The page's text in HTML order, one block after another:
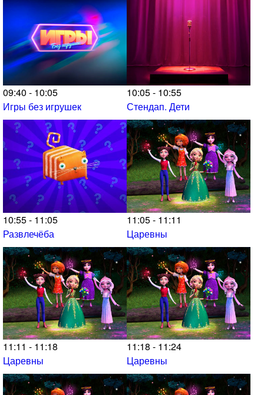
09:40 - 10:05
Игры без игрушек
10:05 - 10:55
Стендап. Дети
10:55 - 11:05
Развлечёба
11:05 - 11:11
Царевны
11:11 - 11:18
Царевны
11:18 - 11:24
Царевны